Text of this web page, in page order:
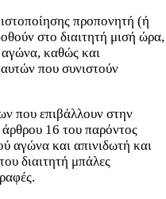
προπονητή (ή
στο διαιτητή μισή ώρα,
αγώνα, καθώς και
που συνιστούν
που επιβάλλουν στην
άρθρου 16 του παρόντος
αγώνα και απινιδωτή και
διαιτητή μπάλες